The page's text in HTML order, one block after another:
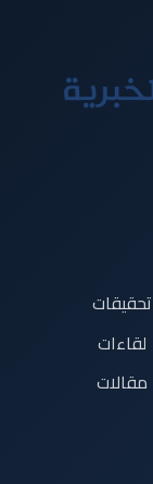
تحقيقات
لقاءات
مقالات